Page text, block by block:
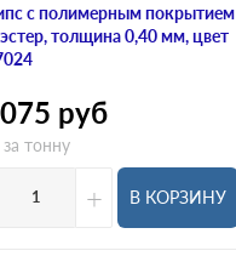
с полимерным покрытием
толщина 0,40 мм, цвет
руб
тонну
+ В КОРЗИНУ